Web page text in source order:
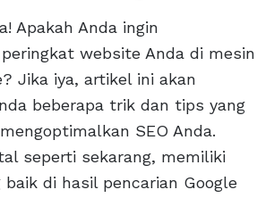
Apakah Anda ingin
website Anda di mesin
Jika iya, artikel ini akan
beberapa trik dan tips yang
SEO Anda.
seperti sekarang, memiliki
di hasil pencarian Google